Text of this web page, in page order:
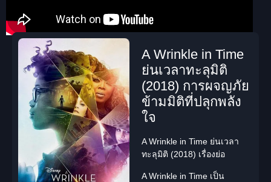
A Wrinkle in Time
ย่นเวลาทะลุมิติ
(2018) การผจญภัย
ข้ามมิติที่ปลุกพลัง
ใจ
A Wrinkle in Time ย่นเวลา
ทะลุมิติ (2018) เรื่องย่อ
A Wrinkle in Time เป็น